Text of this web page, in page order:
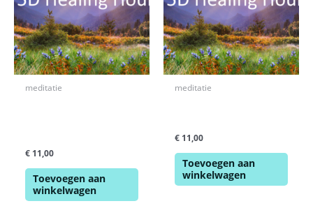
meditatie
€ 11,00
Toevoegen aan
winkelwagen
meditatie
€ 11,00
Toevoegen aan
winkelwagen